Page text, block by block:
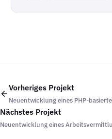
Vorheriges Projekt
Neuentwicklung eines PHP-
Nächstes Projekt
Neuentwicklung eines